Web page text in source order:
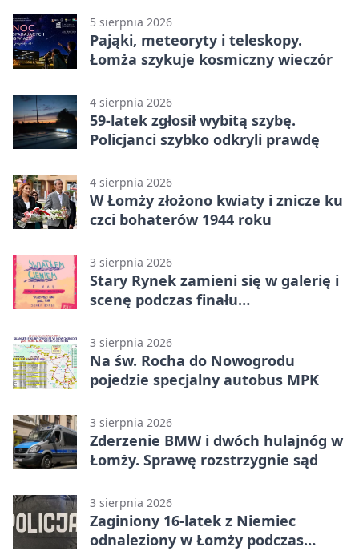
5 sierpnia 2026
Pająki, meteoryty i teleskopy.
Łomża szykuje kosmiczny wieczór
4 sierpnia 2026
59-latek zgłosił wybitą szybę.
Policjanci szybko odkryli prawdę
4 sierpnia 2026
W Łomży złożono kwiaty i znicze ku
czci bohaterów 1944 roku
3 sierpnia 2026
Stary Rynek zamieni się w galerię i
scenę podczas finału
3 sierpnia 2026
Na św. Rocha do Nowogrodu
pojedzie specjalny autobus MPK
3 sierpnia 2026
Zderzenie BMW i dwóch hulajnóg w
Łomży. Sprawę rozstrzygnie sąd
3 sierpnia 2026
Zaginiony 16-latek z Niemiec
odnaleziony w Łomży podczas